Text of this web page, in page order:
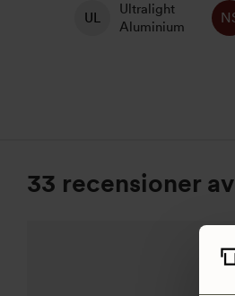
Ultralight
Aluminium
33 recensioner av